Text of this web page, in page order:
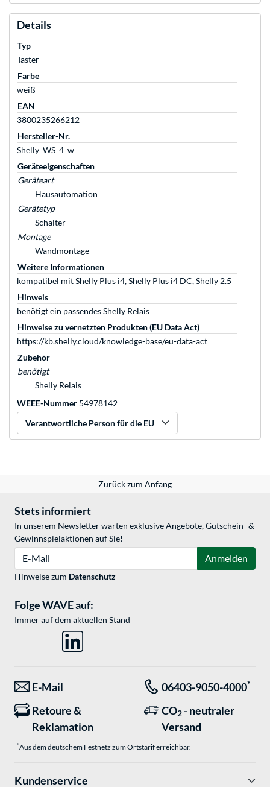
Details
Typ
Taster
Farbe
weiß
EAN
3800235266212
Hersteller-Nr.
Shelly_WS_4_w
Geräteeigenschaften
Geräteart
Hausautomation
Gerätetyp
Schalter
Montage
Wandmontage
Weitere Informationen
kompatibel mit Shelly Plus i4, Shelly Plus i4 DC, Shelly 2.5
Hinweis
benötigt ein passendes Shelly Relais
Hinweise zu vernetzten Produkten (EU Data Act)
https://kb.shelly.cloud/knowledge-base/eu-data-act
Zubehör
benötigt
Shelly Relais
WEEE-Nummer 54978142
Verantwortliche Person für die EU
Zurück zum Anfang
Stets informiert
In unserem Newsletter warten exklusive Angebote, Gutschein- &
Gewinnspielaktionen auf Sie!
Anmelden
Hinweise zum Datenschutz
Folge WAVE auf:
Immer auf dem aktuellen Stand
E-Mail 06403-9050-4000*
Retoure &
Reklamation
CO2 - neutraler
Versand
*Aus dem deutschem Festnetz zum Ortstarif erreichbar.
Kundenservice